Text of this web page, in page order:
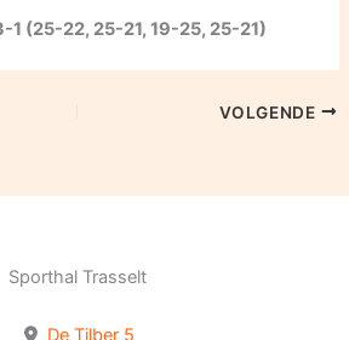
1 (25-22, 25-21, 19-25, 25-21)
VOLGENDE
Sporthal Trasselt